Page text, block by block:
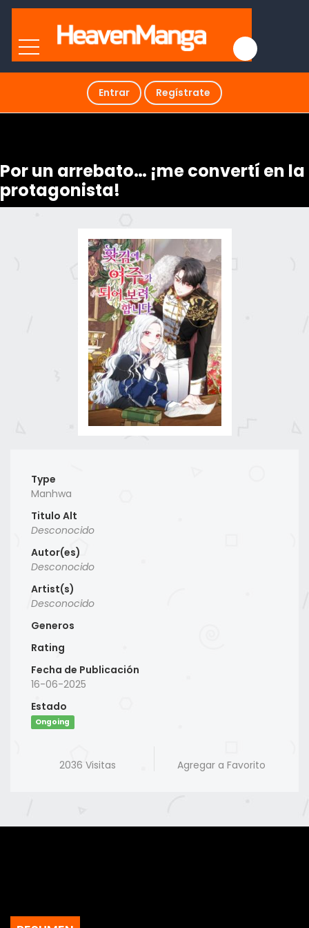
Entrar Regístrate
Por un arrebato… ¡me convertí en la
protagonista!
Type
Manhwa
Titulo Alt
Desconocido
Autor(es)
Desconocido
Artist(s)
Desconocido
Generos
Rating
Fecha de Publicación
16-06-2025
Estado
Ongoing
2036 Visitas Agregar a Favorito